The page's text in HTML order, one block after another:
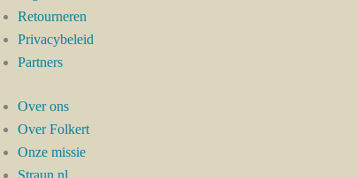
Retourneren
Privacybeleid
Partners
Over ons
Over Folkert
Onze missie